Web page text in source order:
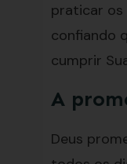
praticar os
confiando
cumprir
A
Deus